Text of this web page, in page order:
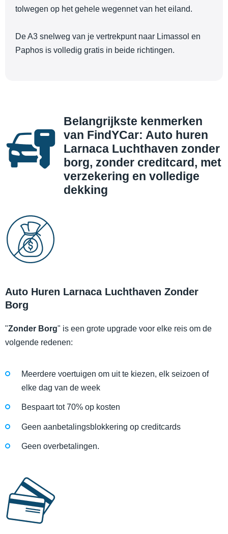
tolwegen op het gehele wegennet van het eiland.
De A3 snelweg van je vertrekpunt naar Limassol en
Paphos is volledig gratis in beide richtingen.
Belangrijkste kenmerken
van FindYCar: Auto huren
Larnaca Luchthaven zonder
borg, zonder creditcard, met
verzekering en volledige
dekking
Auto Huren Larnaca Luchthaven Zonder
Borg
"Zonder Borg" is een grote upgrade voor elke reis om de
volgende redenen:
Meerdere voertuigen om uit te kiezen, elk seizoen of
elke dag van de week
Bespaart tot 70% op kosten
Geen aanbetalingsblokkering op creditcards
Geen overbetalingen.